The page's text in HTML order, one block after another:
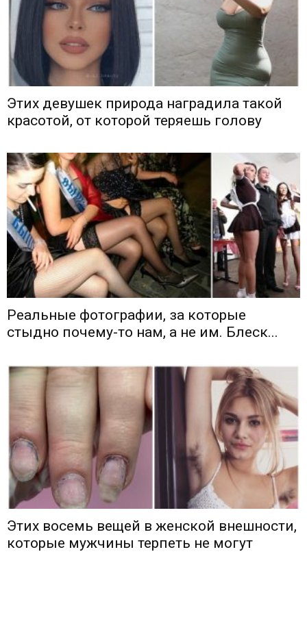
Этих девушек природа наградила такой
красотой, от которой теряешь голову
Реальные фотографии, за которые
стыдно почему-то нам, а не им. Блеск...
Этих восемь вещей в женской внешности,
которые мужчины терпеть не могут